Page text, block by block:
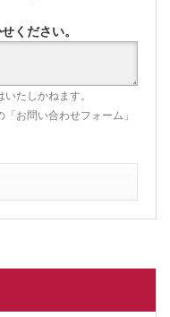
ください。
たしかねます。
お問い合わせフォーム」